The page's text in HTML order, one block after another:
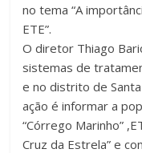
no tema “A
ETE”.
O diretor Thiago
sistemas de
e no distrito de
ação é informar a
“Córrego Marinho”
Cruz da Estrela” e